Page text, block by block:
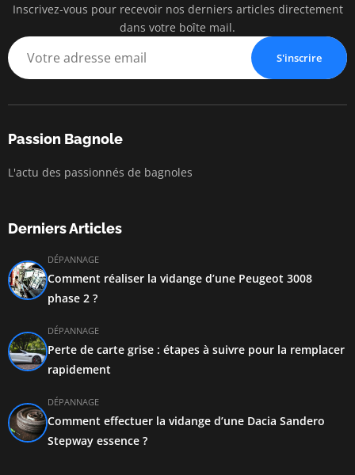
Inscrivez-vous pour recevoir nos derniers articles directement
dans votre boîte mail.
S'inscrire
Passion Bagnole
L'actu des passionnés de bagnoles
Derniers Articles
DÉPANNAGE
Comment réaliser la vidange d’une Peugeot 3008
phase 2 ?
DÉPANNAGE
Perte de carte grise : étapes à suivre pour la remplacer
rapidement
DÉPANNAGE
Comment effectuer la vidange d’une Dacia Sandero
Stepway essence ?